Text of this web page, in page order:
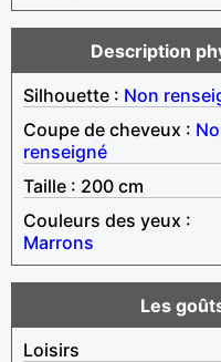
Description
Silhouette : Non
Coupe de cheveux :
renseigné
Taille : 200 cm
Couleurs des yeux :
Marrons
Les
Loisirs